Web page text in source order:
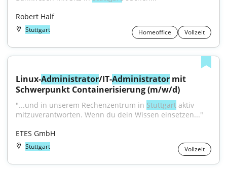
Robert Half
Stuttgart Homeoffice Vollzeit
Linux-Administrator/IT-Administrator mit
Schwerpunkt Containerisierung (m/w/d)
"...und in unserem Rechenzentrum in Stuttgart aktiv
mitzuverantworten. Wenn du dein Wissen einsetzen..."
ETES GmbH
Stuttgart Vollzeit